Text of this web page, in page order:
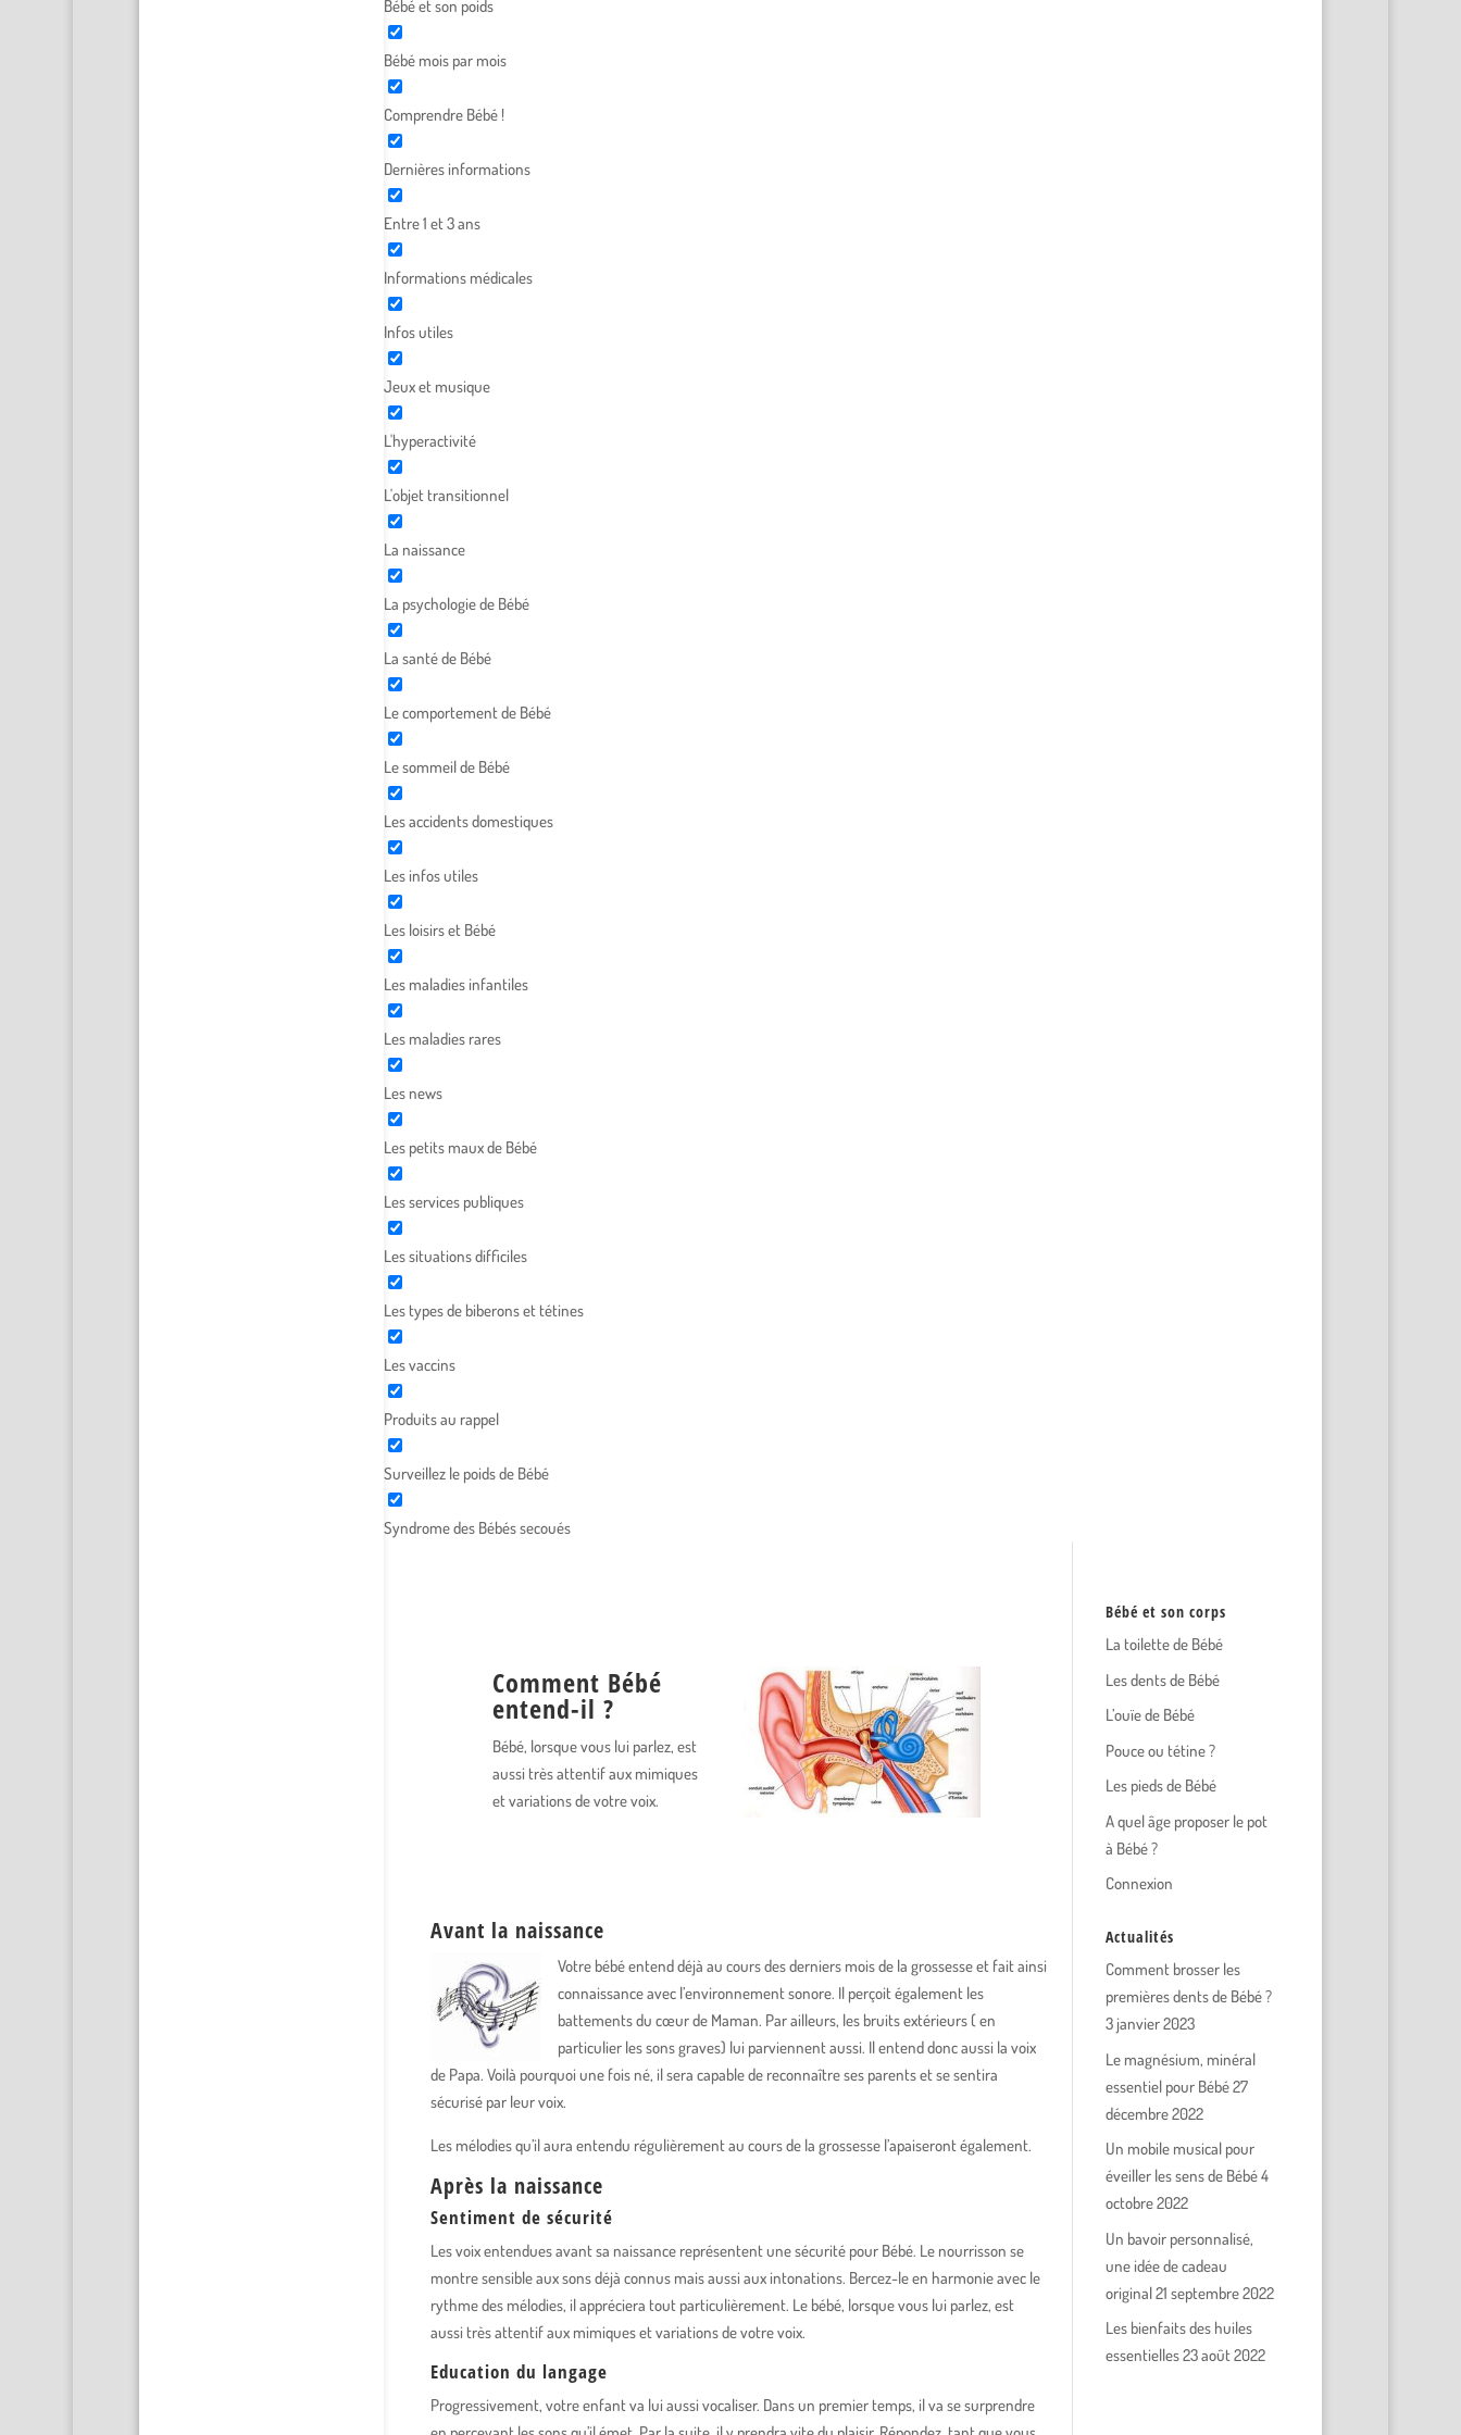
Bébé et son poids
Bébé mois par mois
Comprendre Bébé !
Dernières informations
Entre 1 et 3 ans
Informations médicales
Infos utiles
Jeux et musique
L'hyperactivité
L'objet transitionnel
La naissance
La psychologie de Bébé
La santé de Bébé
Le comportement de Bébé
Le sommeil de Bébé
Les accidents domestiques
Les infos utiles
Les loisirs et Bébé
Les maladies infantiles
Les maladies rares
Les news
Les petits maux de Bébé
Les services publiques
Les situations difficiles
Les types de biberons et tétines
Les vaccins
Produits au rappel
Surveillez le poids de Bébé
Syndrome des Bébés secoués
Comment Bébé
entend-il ?
Bébé, lorsque vous lui parlez, est
aussi très attentif aux mimiques
et variations de votre voix.
Avant la naissance
Votre bébé entend déjà au cours des derniers mois de la grossesse et fait ainsi
connaissance avec l’environnement sonore. Il perçoit également les
battements du cœur de Maman. Par ailleurs, les bruits extérieurs ( en
particulier les sons graves) lui parviennent aussi. Il entend donc aussi la voix
de Papa. Voilà pourquoi une fois né, il sera capable de reconnaître ses parents et se sentira
sécurisé par leur voix.
Les mélodies qu’il aura entendu régulièrement au cours de la grossesse l’apaiseront également.
Après la naissance
Sentiment de sécurité
Les voix entendues avant sa naissance représentent une sécurité pour Bébé. Le nourrisson se
montre sensible aux sons déjà connus mais aussi aux intonations. Bercez-le en harmonie avec le
rythme des mélodies, il appréciera tout particulièrement. Le bébé, lorsque vous lui parlez, est
aussi très attentif aux mimiques et variations de votre voix.
Education du langage
Progressivement, votre enfant va lui aussi vocaliser. Dans un premier temps, il va se surprendre
Bébé et son corps
La toilette de Bébé
Les dents de Bébé
L’ouïe de Bébé
Pouce ou tétine ?
Les pieds de Bébé
A quel âge proposer le pot
à Bébé ?
Connexion
Actualités
Comment brosser les
premières dents de Bébé ?
3 janvier 2023
Le magnésium, minéral
essentiel pour Bébé27
décembre 2022
Un mobile musical pour
éveiller les sens de Bébé4
octobre 2022
Un bavoir personnalisé,
une idée de cadeau
original21 septembre 2022
Les bienfaits des huiles
essentielles23 août 2022